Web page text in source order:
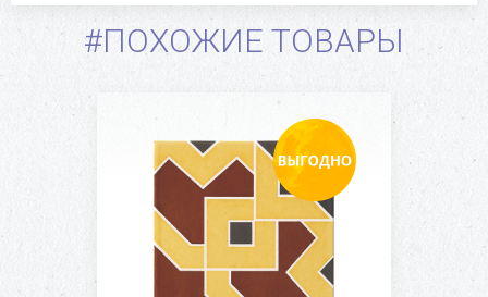
#ПОХОЖИЕ ТОВАРЫ